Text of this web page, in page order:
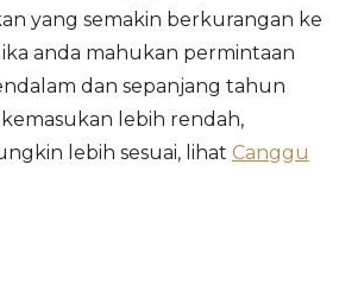
yang semakin berkurangan ke
anda mahukan permintaan
dan sepanjang tahun
lebih rendah,
lebih sesuai, lihat Canggu